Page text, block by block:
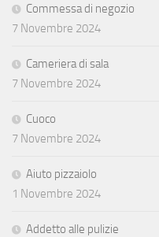
Commessa di negozio
7 Novembre 2024
Cameriera di sala
7 Novembre 2024
Cuoco
7 Novembre 2024
Aiuto pizzaiolo
1 Novembre 2024
Addetto alle pulizie